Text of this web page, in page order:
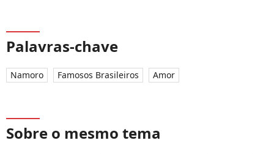
Palavras-chave
Namoro Famosos Brasileiros Amor
Sobre o mesmo tema